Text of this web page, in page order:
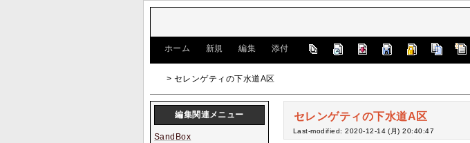
ホーム 新規 編集 添付
> セレンゲティの下水道A区
セレンゲティの下水道A区
Last-modified: 2020-12-14 (月) 20:40:47
編集関連メニュー
SandBox